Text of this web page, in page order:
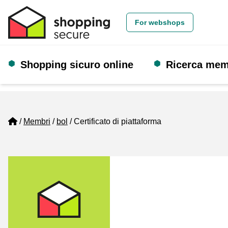
For webshops
Shopping sicuro online Ricerca
Home
Membri bol Certificato di piattaforma